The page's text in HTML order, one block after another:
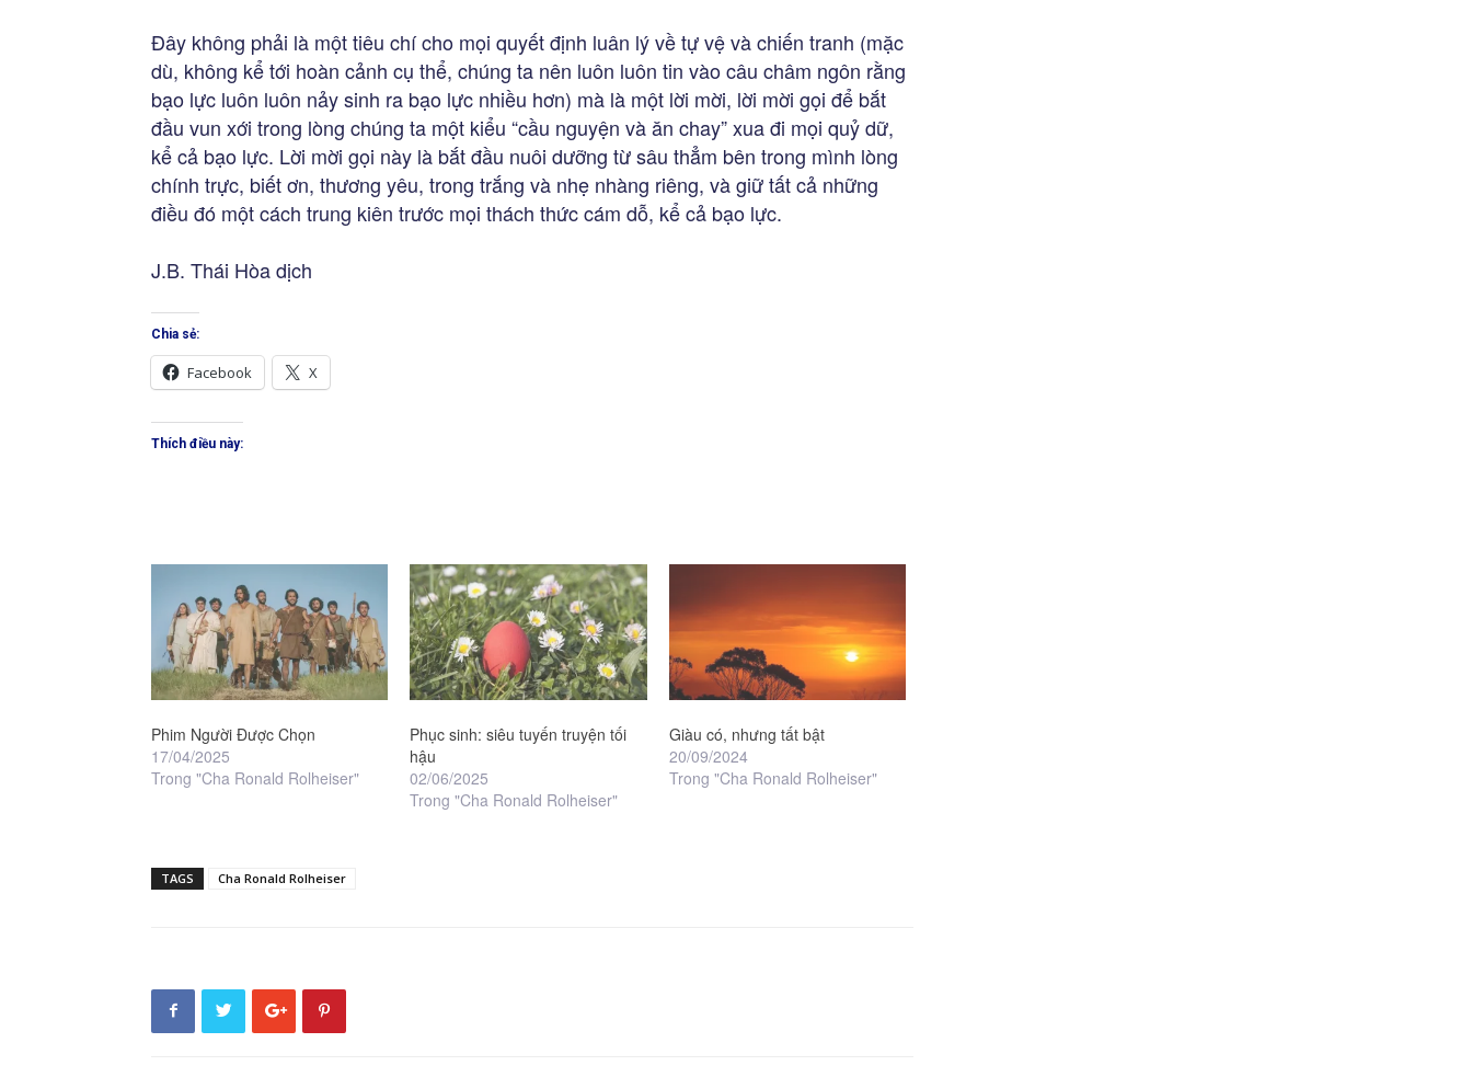
Đây không phải là một tiêu chí cho mọi quyết định luân lý về tự vệ và chiến tranh (mặc
dù, không kể tới hoàn cảnh cụ thể, chúng ta nên luôn luôn tin vào câu châm ngôn rằng
bạo lực luôn luôn nảy sinh ra bạo lực nhiều hơn) mà là một lời mời, lời mời gọi để bắt
đầu vun xới trong lòng chúng ta một kiểu “cầu nguyện và ăn chay” xua đi mọi quỷ dữ,
kể cả bạo lực. Lời mời gọi này là bắt đầu nuôi dưỡng từ sâu thẳm bên trong mình lòng
chính trực, biết ơn, thương yêu, trong trắng và nhẹ nhàng riêng, và giữ tất cả những
điều đó một cách trung kiên trước mọi thách thức cám dỗ, kể cả bạo lực.
J.B. Thái Hòa dịch
Chia sẻ:
Facebook X
Thích điều này:
Phim Người Được Chọn
17/04/2025
Trong "Cha Ronald Rolheiser"
Phục sinh: siêu tuyến truyện tối
hậu
02/06/2025
Trong "Cha Ronald Rolheiser"
Giàu có, nhưng tất bật
20/09/2024
Trong "Cha Ronald Rolheiser"
TAGS Cha Ronald Rolheiser